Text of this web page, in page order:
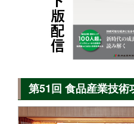
第51回 食品産業技術